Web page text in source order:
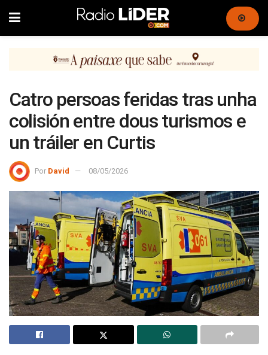
Catro persoas feridas tras unha
colisión entre dous turismos e
un tráiler en Curtis
Por David 08/05/2026